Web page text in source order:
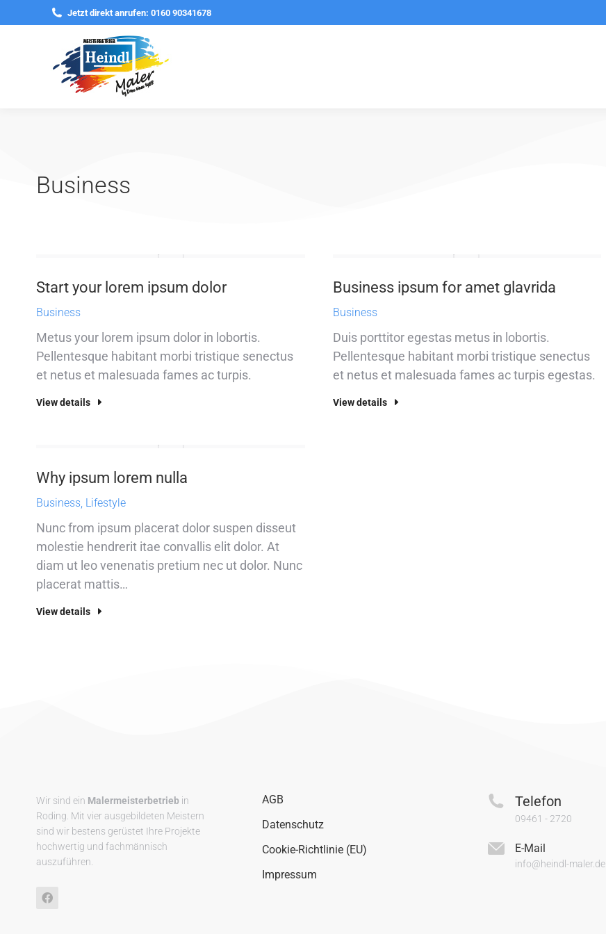
Jetzt direkt anrufen: 0160 90341678
Business
Start your lorem ipsum dolor
Business
Metus your lorem ipsum dolor in lobortis.
Pellentesque habitant morbi tristique senectus
et netus et malesuada fames ac turpis.
View details
Business ipsum for amet glavrida
Business
Duis porttitor egestas metus in lobortis.
Pellentesque habitant morbi tristique senectus
et netus et malesuada fames ac turpis egestas.
View details
Why ipsum lorem nulla
Business, Lifestyle
Nunc from ipsum placerat dolor suspen disseut
molestie hendrerit itae convallis elit dolor. At
diam ut leo venenatis pretium nec ut dolor. Nunc
placerat mattis…
View details
Wir sind ein Malermeisterbetrieb in
Roding. Mit vier ausgebildeten Meistern
sind wir bestens gerüstet Ihre Projekte
hochwertig und fachmännisch
auszuführen.
AGB
Datenschutz
Cookie-Richtlinie (EU)
Impressum
Telefon
09461 - 2720
E-Mail
info@heindl-maler.de